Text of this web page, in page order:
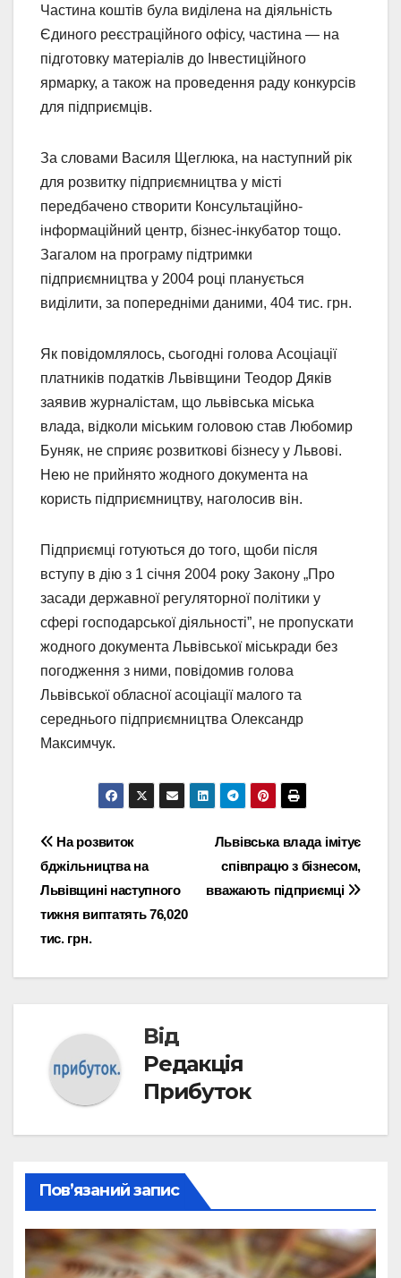
Частина коштів була виділена на діяльність
Єдиного реєстраційного офісу, частина — на
підготовку матеріалів до Інвестиційного
ярмарку, а також на проведення раду конкурсів
для підприємців.
За словами Василя Щеглюка, на наступний рік
для розвитку підприємництва у місті
передбачено створити Консультаційно-
інформаційний центр, бізнес-інкубатор тощо.
Загалом на програму підтримки
підприємництва у 2004 році планується
виділити, за попередніми даними, 404 тис. грн.
Як повідомлялось, сьогодні голова Асоціації
платників податків Львівщини Теодор Дяків
заявив журналістам, що львівська міська
влада, відколи міським головою став Любомир
Буняк, не сприяє розвиткові бізнесу у Львові.
Нею не прийнято жодного документа на
користь підприємництву, наголосив він.
Підприємці готуються до того, щоби після
вступу в дію з 1 січня 2004 року Закону „Про
засади державної регуляторної політики у
сфері господарської діяльності”, не пропускати
жодного документа Львівської міськради без
погодження з ними, повідомив голова
Львівської обласної асоціації малого та
середнього підприємництва Олександр
Максимчук.
Навігація
записів
Львівська влада імітує
співпрацю з бізнесом,
вважають підприємці
На розвиток
бджільництва на
Львівщині наступного
тижня виптатять 76,020
тис. грн.
Від
Редакція
Прибуток
Пов’язаний запис